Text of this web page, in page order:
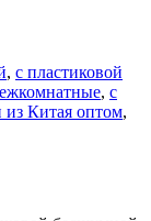
, с пластиковой
, с
из Китая оптом,